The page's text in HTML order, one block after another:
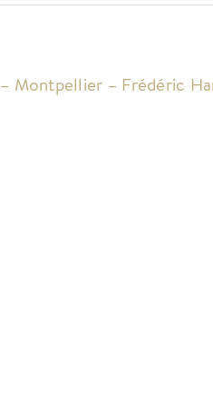
– Montpellier – Frédéric